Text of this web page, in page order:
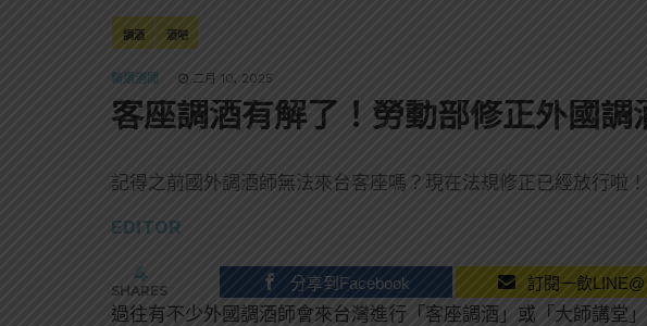
三得利六ROKU琴酒旬系列「柚子雪見」限量登場！首款罐裝GIN SODA 10月同步
麥卡倫 THE HARMONY COLLECTION 第六版最終章 -《椰風煖韻》
調酒 酒吧
精選酒聞 二月 10, 2025
客座調酒有解了！勞動部修正外國調
記得之前國外調酒師無法來台客座嗎？現在法規修正已經放行啦！
EDITOR
4
SHARES 分享到Facebook 訂閱一飲LINE@
過往有不少外國調酒師會來台灣進行「客座調酒」或「大師講堂